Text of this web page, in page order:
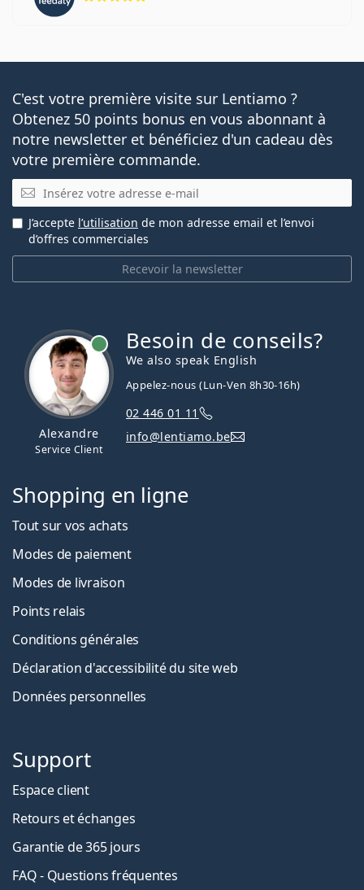
C'est votre première visite sur Lentiamo ?
Obtenez 50 points bonus en vous abonnant à
notre newsletter et bénéficiez d'un cadeau dès
votre première commande.
E-mail
Recevoir la newsletter
J’accepte l’utilisation de mon adresse email et l’envoi
d’offres commerciales
Alexandre
Service Client
Besoin de conseils?
We also speak English
Appelez-nous (Lun-Ven 8h30-16h)
02 446 01 11
info@lentiamo.be
Shopping en ligne
Tout sur vos achats
Modes de paiement
Modes de livraison
Points relais
Conditions générales
Déclaration d'accessibilité du site web
Données personnelles
Support
Espace client
Retours et échanges
Garantie de 365 jours
FAQ - Questions fréquentes